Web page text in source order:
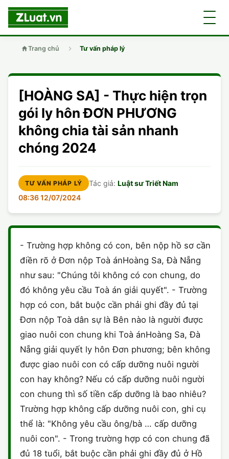
LUẬT SƯ
CHUYÊN VIÊN
TUYỂN DỤNG
DÂN SỰ
DOANH NGHIỆP
GIẤY PHÉP CON
LAO ĐỘNG
SỞ HỮU TRÍ TUỆ
THUẾ - BẢO HIỂM
DÂN SỰ
DOANH NGHIỆP
ĐẤT ĐAI
HÀNH CHÍNH
HÌNH SỰ
HÔN NHÂN - GIA ĐÌNH
LAO ĐỘNG
SỞ HỮU TRÍ TUỆ
THỪA KẾ - DI CHÚC
THUẾ VÀ KẾ TOÁN
DI CHÚC
ĐĂNG KÝ XE
DOANH NGHIỆP
HỘ KINH DOANH
SỞ HỮU TRÍ TUỆ
LÝ LỊCH TƯ PHÁP
TRÍCH LỤC HỘ TỊCH
CÔNG BỐ SẢN PHẨM
GIẤY PHÉP LAO ĐỘNG
LY HÔN
ĐẤT ĐAI
HÌNH SỰ
HỢP ĐỒNG
TỐ TỤNG
KHÁC
Trang chủ Tư vấn pháp lý
[HOÀNG SA] - Thực hiện trọn
gói ly hôn ĐƠN PHƯƠNG
không chia tài sản nhanh
chóng 2024
TƯ VẤN PHÁP LÝ Tác giả:Luật sư Triết Nam
08:36 12/07/2024
- Trường hợp không có con, bên nộp hồ sơ cần
điền rõ ở Đơn nộp Toà ánHoàng Sa, Đà Nẵng
như sau: "Chúng tôi không có con chung, do
đó không yêu cầu Toà án giải quyết". - Trường
hợp có con, bắt buộc cần phải ghi đầy đủ tại
Đơn nộp Toà dân sự là Bên nào là người được
giao nuôi con chung khi Toà ánHoàng Sa, Đà
Nẵng giải quyết ly hôn Đơn phương; bên không
được giao nuôi con có cấp dưỡng nuôi người
con hay không? Nếu có cấp dưỡng nuôi người
con chung thì số tiền cấp dưỡng là bao nhiêu?
Trường hợp không cấp dưỡng nuôi con, ghi cụ
thể là: "Không yêu cầu ông/bà … cấp dưỡng
nuôi con". - Trong trường hợp có con chung đã
đủ 18 tuổi, bắt buộc cần phải ghi đầy đủ ở Hồ